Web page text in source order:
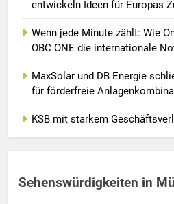
entwickeln Ideen für Europas
Wenn jede Minute zählt: Wie
OBC ONE die internationale
MaxSolar und DB Energie
für förderfreie
KSB mit starkem
Sehenswürdigkeiten in